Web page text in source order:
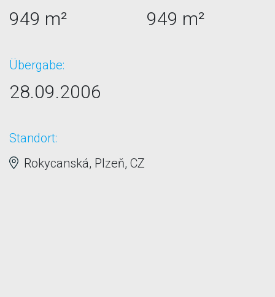
949 m² 949 m²
Übergabe:
28.09.2006
Standort:
Rokycanská, Plzeň, CZ